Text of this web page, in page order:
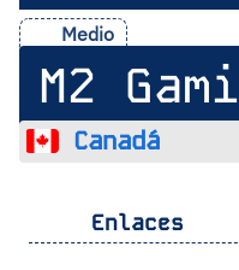
Medio
M2
Canadá
Enlaces